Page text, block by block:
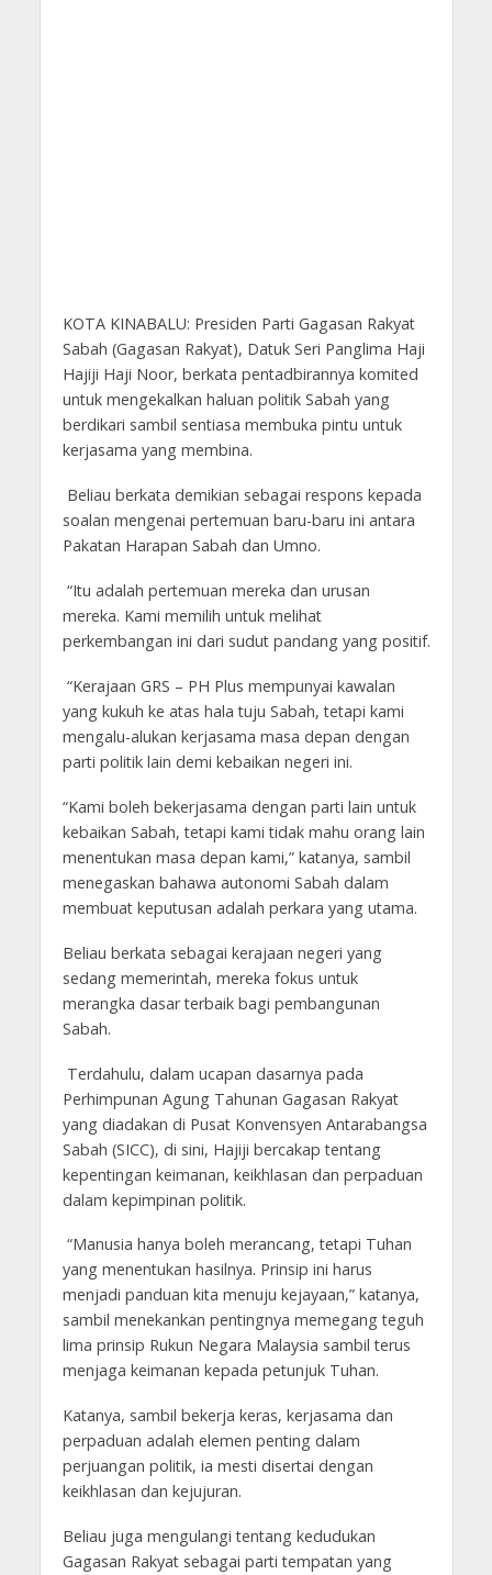
KOTA KINABALU: Presiden Parti Gagasan Rakyat
Sabah (Gagasan Rakyat), Datuk Seri Panglima Haji
Hajiji Haji Noor, berkata pentadbirannya komited
untuk mengekalkan haluan politik Sabah yang
berdikari sambil sentiasa membuka pintu untuk
kerjasama yang membina.
Beliau berkata demikian sebagai respons kepada
soalan mengenai pertemuan baru-baru ini antara
Pakatan Harapan Sabah dan Umno.
“Itu adalah pertemuan mereka dan urusan
mereka. Kami memilih untuk melihat
perkembangan ini dari sudut pandang yang positif.
“Kerajaan GRS – PH Plus mempunyai kawalan
yang kukuh ke atas hala tuju Sabah, tetapi kami
mengalu-alukan kerjasama masa depan dengan
parti politik lain demi kebaikan negeri ini.
“Kami boleh bekerjasama dengan parti lain untuk
kebaikan Sabah, tetapi kami tidak mahu orang lain
menentukan masa depan kami,” katanya, sambil
menegaskan bahawa autonomi Sabah dalam
membuat keputusan adalah perkara yang utama.
Beliau berkata sebagai kerajaan negeri yang
sedang memerintah, mereka fokus untuk
merangka dasar terbaik bagi pembangunan
Sabah.
Terdahulu, dalam ucapan dasarnya pada
Perhimpunan Agung Tahunan Gagasan Rakyat
yang diadakan di Pusat Konvensyen Antarabangsa
Sabah (SICC), di sini, Hajiji bercakap tentang
kepentingan keimanan, keikhlasan dan perpaduan
dalam kepimpinan politik.
“Manusia hanya boleh merancang, tetapi Tuhan
yang menentukan hasilnya. Prinsip ini harus
menjadi panduan kita menuju kejayaan,” katanya,
sambil menekankan pentingnya memegang teguh
lima prinsip Rukun Negara Malaysia sambil terus
menjaga keimanan kepada petunjuk Tuhan.
Katanya, sambil bekerja keras, kerjasama dan
perpaduan adalah elemen penting dalam
perjuangan politik, ia mesti disertai dengan
keikhlasan dan kejujuran.
Beliau juga mengulangi tentang kedudukan
Gagasan Rakyat sebagai parti tempatan yang